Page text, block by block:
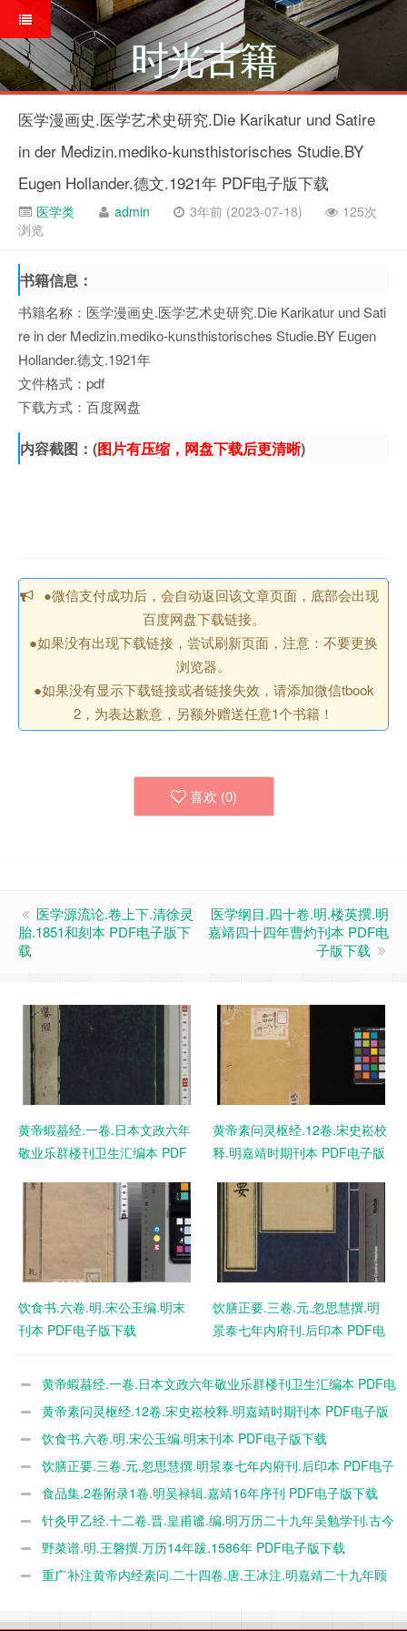
时光古籍
医学漫画史.医学艺术史研究.Die Karikatur und Satire
in der Medizin.mediko-kunsthistorisches Studie.BY
Eugen Hollander.德文.1921年 PDF电子版下载
医学类 admin 3年前 (2023-07-18)
125次
浏览
书籍信息：
书籍名称：医学漫画史.医学艺术史研究.Die Karikatur und Sati
re in der Medizin.mediko-kunsthistorisches Studie.BY Eugen
Hollander.德文.1921年
文件格式：pdf
下载方式：百度网盘
内容截图：(图片有压缩，网盘下载后更清晰)
●微信支付成功后，会自动返回该文章页面，底部会出现
百度网盘下载链接。
●如果没有出现下载链接，尝试刷新页面，注意：不要更换
浏览器。
●如果没有显示下载链接或者链接失效，请添加微信tbook
2，为表达歉意，另额外赠送任意1个书籍！
喜欢 (0)
医学源流论.卷上下.清徐灵
胎.1851和刻本 PDF电子版下
载
医学纲目.四十卷.明.楼英撰.明
嘉靖四十四年曹灼刊本 PDF电
子版下载
黄帝蝦蟇经.一卷.日本文政六年
敬业乐群楼刊卫生汇编本 PDF
黄帝素问灵枢经.12卷.宋史崧校
释.明嘉靖时期刊本 PDF电子版
饮食书.六卷.明.宋公玉编.明末
刊本 PDF电子版下载
饮膳正要.三卷.元.忽思慧撰.明
景泰七年内府刊.后印本 PDF电
黄帝蝦蟇经.一卷.日本文政六年敬业乐群楼刊卫生汇编本 PDF电
子版下载
黄帝素问灵枢经.12卷.宋史崧校释.明嘉靖时期刊本 PDF电子版
下载饮食书.六卷.明.宋公玉编.明末刊本 PDF电子版下载
饮膳正要.三卷.元.忽思慧撰.明景泰七年内府刊.后印本 PDF电子
版下载食品集.2卷附录1卷.明吴禄辑.嘉靖16年序刊 PDF电子版下载
针灸甲乙经.十二卷.晋.皇甫谧.编.明万历二十九年吴勉学刊.古今
医统正脉全书本 PDF电子版下载
野菜谱.明.王磐撰.万历14年跋.1586年 PDF电子版下载
重广补注黄帝内经素问.二十四卷.唐.王冰注.明嘉靖二十九年顾